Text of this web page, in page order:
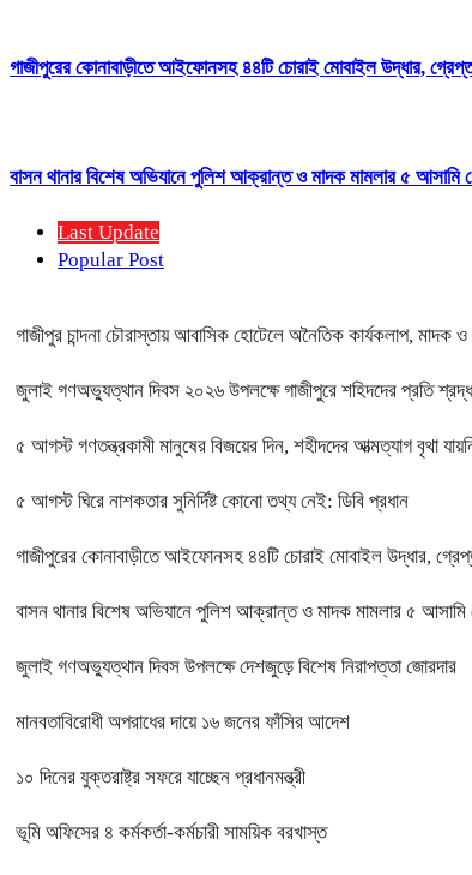
গাজীপুরের কোনাবাড়ীতে আইফোনসহ ৪৪টি চোরাই মোবাইল উদ্ধার,
বাসন থানার বিশেষ অভিযানে পুলিশ আক্রান্ত ও মাদক মামলার ৫ আসামি
Last Update
Popular Post
গাজীপুর চান্দনা চৌরাস্তায় আবাসিক হোটেলে অনৈতিক কার্যকলাপ, মাদক ও
জুলাই গণঅভ্যুত্থান দিবস ২০২৬ উপলক্ষে গাজীপুরে শহিদদের প্রতি
৫ আগস্ট গণতন্ত্রকামী মানুষের বিজয়ের দিন, শহীদদের আত্মত্যাগ বৃথা
৫ আগস্ট ঘিরে নাশকতার সুনির্দিষ্ট কোনো তথ্য নেই: ডিবি প্রধান
গাজীপুরের কোনাবাড়ীতে আইফোনসহ ৪৪টি চোরাই মোবাইল উদ্ধার,
বাসন থানার বিশেষ অভিযানে পুলিশ আক্রান্ত ও মাদক মামলার ৫ আসামি
জুলাই গণঅভ্যুত্থান দিবস উপলক্ষে দেশজুড়ে বিশেষ নিরাপত্তা জোরদার
মানবতাবিরোধী অপরাধের দায়ে ১৬ জনের ফাঁসির আদেশ
১০ দিনের যুক্তরাষ্ট্র সফরে যাচ্ছেন প্রধানমন্ত্রী
ভূমি অফিসের ৪ কর্মকর্তা-কর্মচারী সাময়িক বরখাস্ত